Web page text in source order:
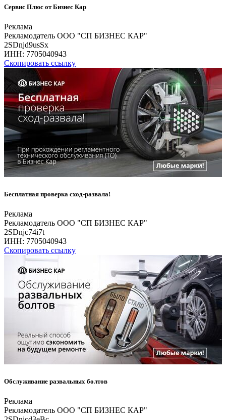
Сервис Плюс от Бизнес Кар
Реклама
Рекламодатель ООО "СП БИЗНЕС КАР"
2SDnjd9usSx
ИНН: 7705040943
Скопировать ссылку
Бесплатная проверка сход-развала!
Реклама
Рекламодатель ООО "СП БИЗНЕС КАР"
2SDnjc74i7t
ИНН: 7705040943
Скопировать ссылку
Обслуживание развальных болтов
Реклама
Рекламодатель ООО "СП БИЗНЕС КАР"